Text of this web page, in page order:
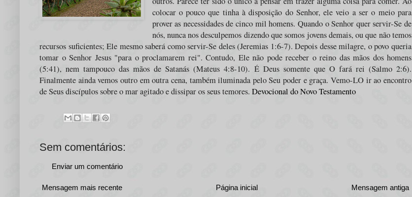
colocar o pouco que tinha à disposição do Senhor, ele veio a ser o meio para
prover as necessidades de cinco mil homens. Quando o Senhor quer servir-Se de
nós, nunca nos desculpemos dizendo que somos jovens demais, ou que não temos
recursos suficientes; Ele mesmo saberá como servir-Se deles (Jeremias 1:6-7). Depois desse milagre, o povo queria
tomar o Senhor Jesus "para o proclamarem rei". Contudo, Ele não pode receber o reino das mãos dos homens
(5:41), nem tampouco das mãos de Satanás (Mateus 4:8-10). É Deus somente que O fará rei (Salmo 2:6).
Finalmente ainda vemos outro em outra cena, também iluminada pelo Seu poder e graça. Vemo-LO ir ao encontro
de Seus discípulos sobre o mar agitado e dissipar os seus temores. Devocional do Novo Testamento
Sem comentários:
Enviar um comentário
Mensagem mais recente Mensagem antiga
Página inicial